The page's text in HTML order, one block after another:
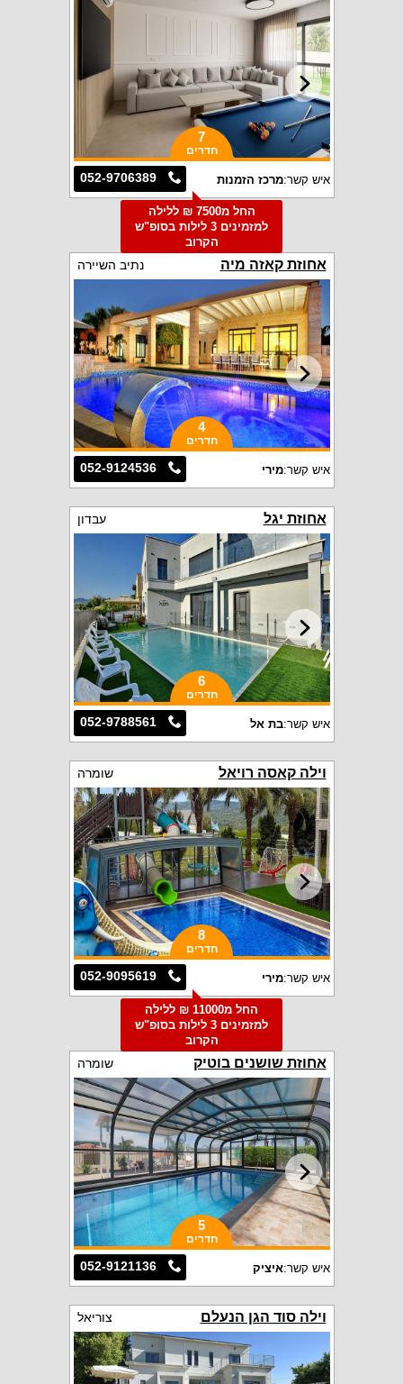
7
חדרים
052-9706389 איש קשר:מרכז הזמנות
החל מ7500 ₪ ללילה
למזמינים 3 לילות בסופ"ש
הקרוב
אחוזת קאזה מיה נתיב השיירה
4
חדרים
052-9124536 איש קשר:מירי
אחוזת יגל עבדון
6
חדרים
052-9788561 איש קשר:בת אל
וילה קאסה רויאל שומרה
8
חדרים
052-9095619 איש קשר:מירי
החל מ11000 ₪ ללילה
למזמינים 3 לילות בסופ"ש
הקרוב
אחוזת שושנים בוטיק שומרה
5
חדרים
052-9121136 איש קשר:איציק
וילה סוד הגן הנעלם צוריאל